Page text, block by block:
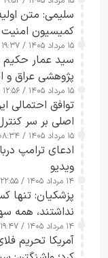
سلیمی: متن
کمیسیون
۱۵ مرداد ۱۴۰۵ / ۱۹:۳۷
سید عمار
پژوهشی عراق و
۱۵ مرداد ۱۴۰۵ / ۱۲:۵۶
توافق احتمالی
اصلی بر سر
۱۵ مرداد ۱۴۰۵ / ۰۸:۳۴
ادعای ترامپ
ویدیو
۱۴ مرداد ۱۴۰۵ / ۲۲:۵۵
پزشکیان: تنها
نداشتند، همه
۱۴ مرداد ۱۴۰۵ / ۱۹:۴۷
آمریکا تحریم